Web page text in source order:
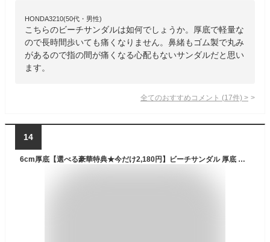
HONDA3210(50代・男性)
こちらのビーチサンダルは如何でしょうか。厚底で軽量な
ので長時間歩いても痛くなりません。鼻緒もゴム製で丸み
があるので指の間が痛くなる心配もないサンダルだと思い
ます。
全てのおすすめコメント (17件) >
14
6cm厚底【選べる豪華特典★今だけ2,180円】ビーチサンダル 厚底 ヒール ビーサン レディース おしゃれ トングサンダル 軽量 痛くない 厚底 サンダル 歩きやすい リカバリーサンダル 滑り止め ビーチ シューズ 韓国 夏 海 プール アウトドア お出掛け 旅行 柔らかい 疲れない